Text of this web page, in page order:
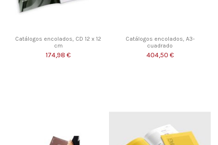
Catálogos encolados, CD 12 x 12
cm
174,98 €
Catálogos encolados, A3-
cuadrado
404,50 €